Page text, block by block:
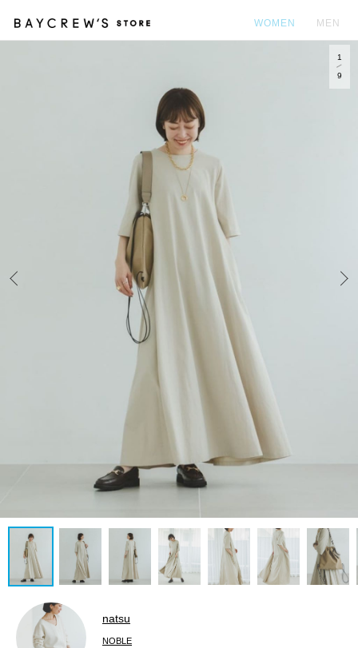
WOMEN MEN
1
9
natsu
NOBLE